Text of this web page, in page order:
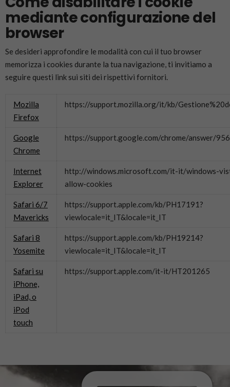
mediante configurazione del
browser
Se desideri approfondire le modalità con cui il tuo browser
memorizza i cookies durante la tua navigazione, ti invitiamo a
seguire questi link sui siti dei rispettivi fornitori.
Mozilla
Firefox
https://support.mozilla.org/it/kb/
Google
Chrome
https://support.google.com/chrome/answer/
Internet
Explorer
http://windows.microsoft.com/it-it/windows-
allow-cookies
Safari 6/7
Mavericks
https://support.apple.com/kb/PH17191?
viewlocale=it_IT&locale=it_IT
Safari 8
Yosemite
https://support.apple.com/kb/PH19214?
viewlocale=it_IT&locale=it_IT
Safari su
iPhone,
iPad, o
iPod
touch
https://support.apple.com/it-it/HT201265